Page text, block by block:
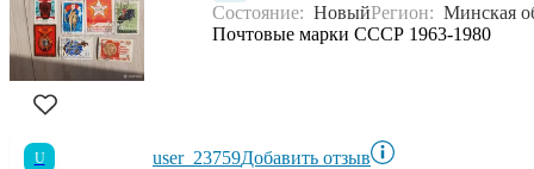
Состояние: НовыйРегион: Минская
Почтовые марки СССР 1963-1980
U user_23759Добавить отзыв